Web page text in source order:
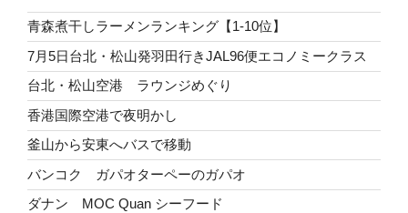
青森煮干しラーメンランキング【1-10位】
7月5日台北・松山発羽田行きJAL96便エコノミークラス
台北・松山空港 ラウンジめぐり
香港国際空港で夜明かし
釜山から安東へバスで移動
バンコク ガパオターペーのガパオ
ダナン MOC Quan シーフード